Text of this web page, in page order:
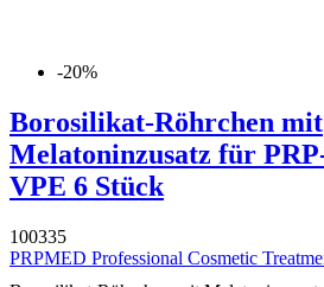
-20%
Borosilikat-Röhrchen mit
Melatoninzusatz für
VPE 6 Stück
100335
PRPMED Professional Cosmetic